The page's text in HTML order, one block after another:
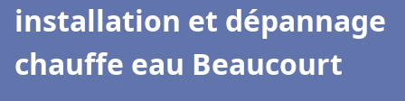
installation et dépannage
chauffe eau Beaucourt